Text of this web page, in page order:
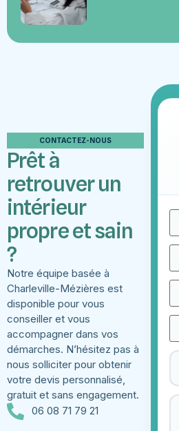
CONTACTEZ-NOUS
Prêt à
retrouver un
intérieur
propre et sain
?
Notre équipe basée à
Charleville-Mézières est
disponible pour vous
conseiller et vous
accompagner dans vos
démarches. N’hésitez pas à
nous solliciter pour obtenir
votre devis personnalisé,
gratuit et sans engagement.
06 08 71 79 21